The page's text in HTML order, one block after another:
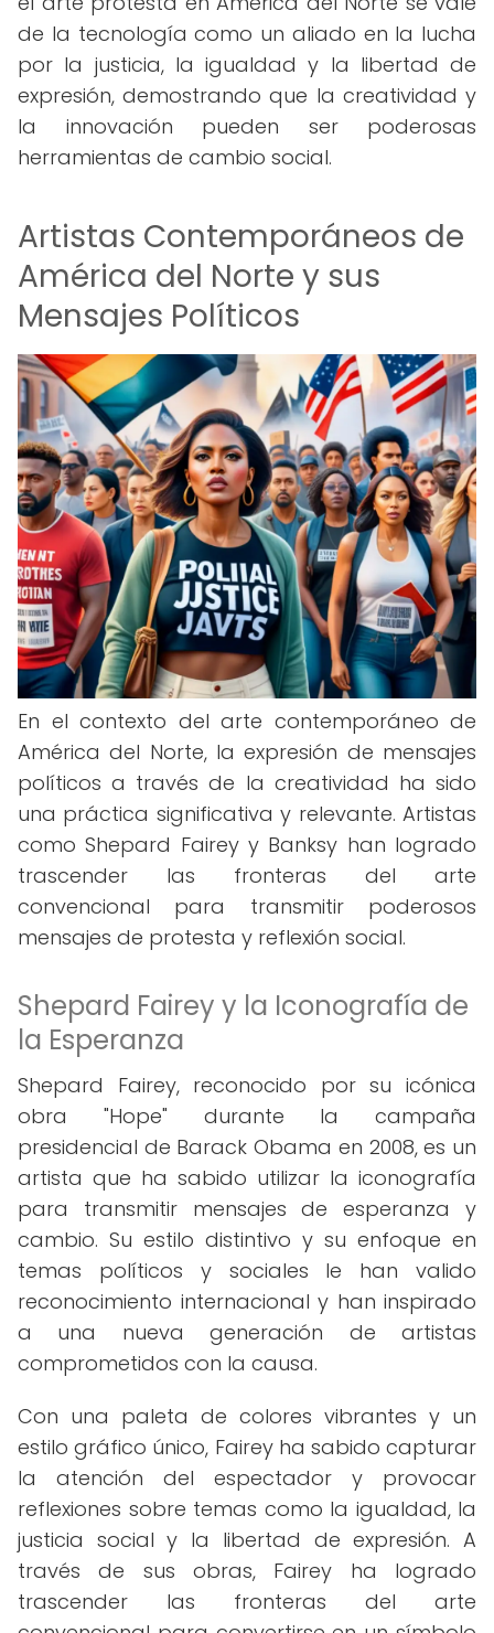
de la tecnología como un aliado en la lucha
por la justicia, la igualdad y la libertad de
expresión, demostrando que la creatividad y
la innovación pueden ser poderosas
herramientas de cambio social.
Artistas Contemporáneos de
América del Norte y sus
Mensajes Políticos
En el contexto del arte contemporáneo de
América del Norte, la expresión de mensajes
políticos a través de la creatividad ha sido
una práctica significativa y relevante. Artistas
como Shepard Fairey y Banksy han logrado
trascender las fronteras del arte
convencional para transmitir poderosos
mensajes de protesta y reflexión social.
Shepard Fairey y la Iconografía de
la Esperanza
Shepard Fairey, reconocido por su icónica
obra "Hope" durante la campaña
presidencial de Barack Obama en 2008, es un
artista que ha sabido utilizar la iconografía
para transmitir mensajes de esperanza y
cambio. Su estilo distintivo y su enfoque en
temas políticos y sociales le han valido
reconocimiento internacional y han inspirado
a una nueva generación de artistas
comprometidos con la causa.
Con una paleta de colores vibrantes y un
estilo gráfico único, Fairey ha sabido capturar
la atención del espectador y provocar
reflexiones sobre temas como la igualdad, la
justicia social y la libertad de expresión. A
través de sus obras, Fairey ha logrado
trascender las fronteras del arte